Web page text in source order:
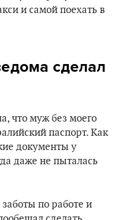
и самой поехать в
сделал
что муж без моего
паспорт. Как
документы у
даже не пыталась
по работе и